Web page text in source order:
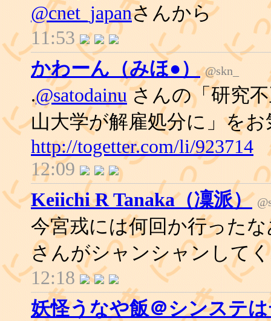
@cnet_japanさんから
11:53
かわーん（みほ●） @skn_
.@satodainuさんの「研究
山大学が解雇処分に」を
http://togetter.com/li/923714
12:09
Keiichi R Tanaka（凜派）
今宮戎には何回か行った
さんがシャンシャンして
12:18
妖怪うなや飯＠シンステは